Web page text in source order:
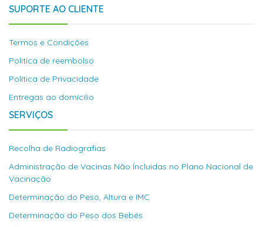
SUPORTE AO CLIENTE
Termos e Condições
Politica de reembolso
Política de Privacidade
Entregas ao domícilio
SERVIÇOS
Recolha de Radiografias
Administração de Vacinas Não Íncluidas no Plano Nacional de
Vacinação
Determinação do Peso, Altura e IMC
Determinação do Peso dos Bebés